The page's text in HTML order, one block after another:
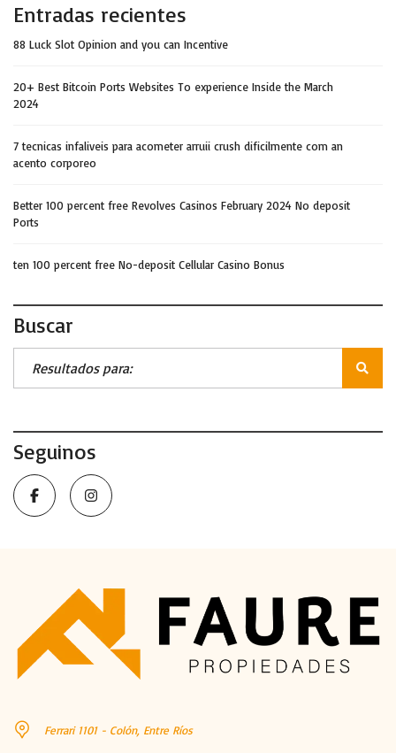
Entradas recientes
88 Luck Slot Opinion and you can Incentive
20+ Best Bitcoin Ports Websites To experience Inside the March
2024
7 tecnicas infaliveis para acometer arruii crush dificilmente com an
acento corporeo
Better 100 percent free Revolves Casinos February 2024 No deposit
Ports
ten 100 percent free No-deposit Cellular Casino Bonus
Buscar
Seguinos
Ferrari 1101 - Colón, Entre Ríos